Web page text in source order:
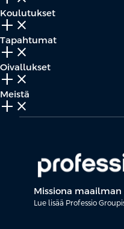
Koulutukset
add_2 close
Tapahtumat
add_2 close
Oivallukset
add_2 close
Meistä
add_2 close
Missiona maailman
Lue lisää Professio